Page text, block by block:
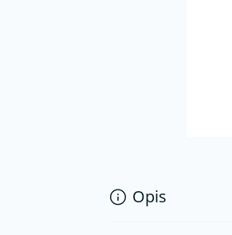
Opis